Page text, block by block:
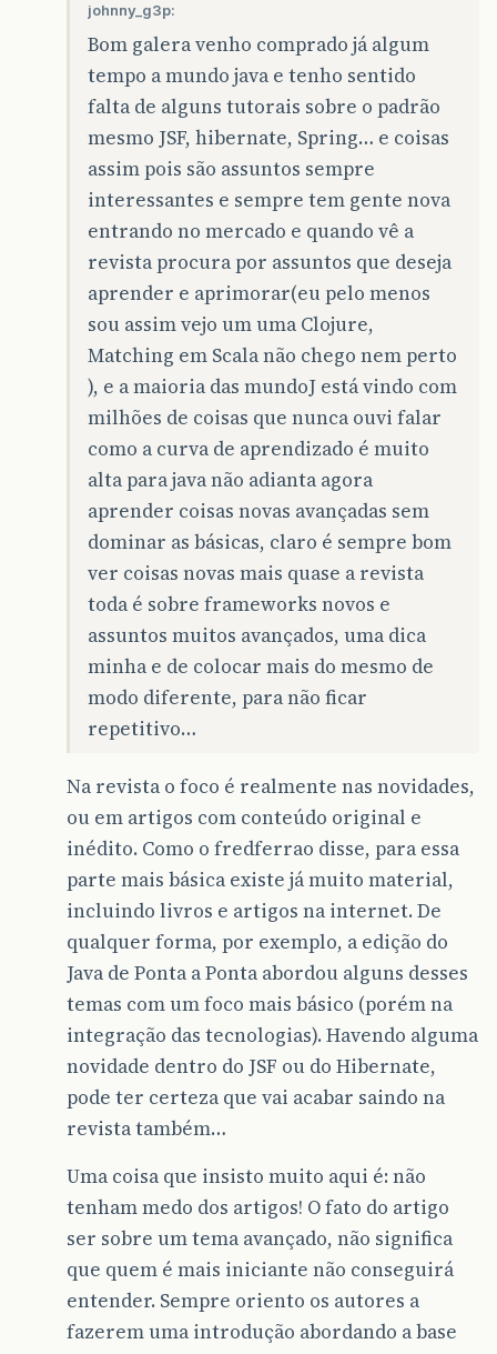
johnny_g3p:
Bom galera venho comprado já algum
tempo a mundo java e tenho sentido
falta de alguns tutorais sobre o padrão
mesmo JSF, hibernate, Spring… e coisas
assim pois são assuntos sempre
interessantes e sempre tem gente nova
entrando no mercado e quando vê a
revista procura por assuntos que deseja
aprender e aprimorar(eu pelo menos
sou assim vejo um uma Clojure,
Matching em Scala não chego nem perto
), e a maioria das mundoJ está vindo com
milhões de coisas que nunca ouvi falar
como a curva de aprendizado é muito
alta para java não adianta agora
aprender coisas novas avançadas sem
dominar as básicas, claro é sempre bom
ver coisas novas mais quase a revista
toda é sobre frameworks novos e
assuntos muitos avançados, uma dica
minha e de colocar mais do mesmo de
modo diferente, para não ficar
repetitivo…
Na revista o foco é realmente nas novidades,
ou em artigos com conteúdo original e
inédito. Como o fredferrao disse, para essa
parte mais básica existe já muito material,
incluindo livros e artigos na internet. De
qualquer forma, por exemplo, a edição do
Java de Ponta a Ponta abordou alguns desses
temas com um foco mais básico (porém na
integração das tecnologias). Havendo alguma
novidade dentro do JSF ou do Hibernate,
pode ter certeza que vai acabar saindo na
revista também…
Uma coisa que insisto muito aqui é: não
tenham medo dos artigos! O fato do artigo
ser sobre um tema avançado, não significa
que quem é mais iniciante não conseguirá
entender. Sempre oriento os autores a
fazerem uma introdução abordando a base